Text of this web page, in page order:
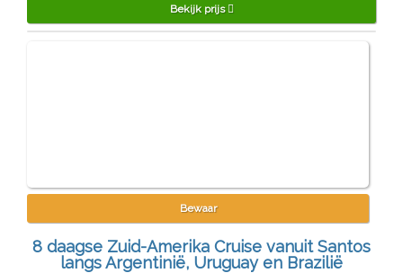
Bekijk prijs
Bewaar
8 daagse Zuid-Amerika Cruise vanuit Santos
langs Argentinië, Uruguay en Brazilië